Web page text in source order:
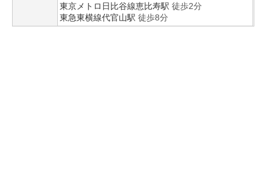
東京メトロ日比谷線恵比寿駅 徒歩2分
東急東横線代官山駅 徒歩8分